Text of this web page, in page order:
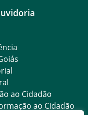
ao Cidadão
ao Cidadão